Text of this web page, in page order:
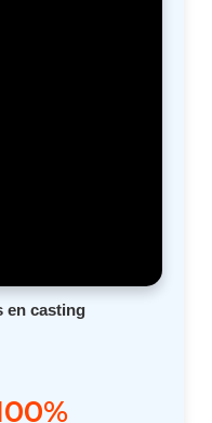
en casting